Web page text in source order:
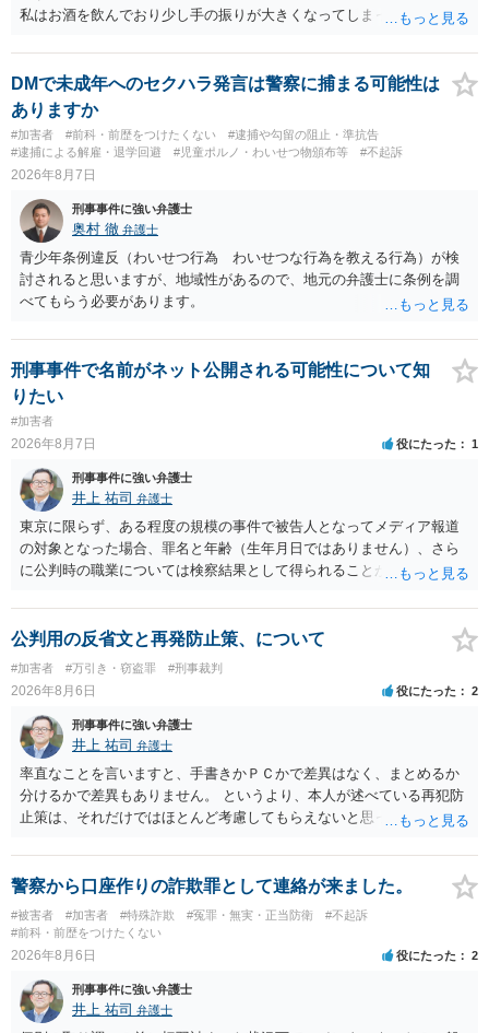
私はお酒を飲んでおり少し手の振りが大きくなってしまっていたこと
いた場合、故意だと判定されやすいのでしょうか？ お伺いする限り、
故意があると判断されることは無いかと思います。 ②逮捕、呼び出し
の可能性 この行為により、痴漢やその他の犯罪を犯したとして、逮
捕、呼び出しされる可能性はどれほどでしょうか？ 誤って当たってし
まっただけであり、さらにその場で女性等のアクションが無かったこ
とからすると、この後に呼び出される可能性は極めて低いと思いま
能性があると考えれば良いのでしょうか？ 逮捕や呼び出しの可能性は
極めて低いと思います。 連絡が来ることはないでしょう。
DMで未成年へのセクハラ発言は警察に捕まる可能性は
ありますか
#加害者 #前科・前歴をつけたくない
#逮捕や勾留の阻止・準抗告
#逮捕による解雇・退学回避
#児童ポルノ・わいせつ物頒布等 #不起訴
2026年8月7日
刑事事件に強い弁護士
奥村 徹 弁護士
青少年条例違反（わいせつ行為 わいせつな行為を教える行為）が検
討されると思いますが、地域性があるので、地元の弁護士に条例を調
べてもらう必要があります。
刑事事件で名前がネット公開される可能性について知
りたい
#加害者
2026年8月7日 役にたった 1
刑事事件に強い弁護士
井上 祐司 弁護士
東京に限らず、ある程度の規模の事件で被告人となってメディア報道
の対象となった場合、罪名と年齢（生年月日ではありません）、さら
に公判時の職業については検察結果として得られることが通常です。
公判用の反省文と再発防止策、について
#加害者 #万引き・窃盗罪 #刑事裁判
2026年8月6日 役にたった 2
刑事事件に強い弁護士
井上 祐司 弁護士
率直なことを言いますと、手書きかＰＣかで差異はなく、まとめるか
分けるかで差異もありません。 というより、本人が述べている再犯防
止策は、それだけではほとんど考慮してもらえないと思った方が良い
やカウンセリング・治療の内容 ・利用している再犯防止策（例えば保
護観察所と連携した職業支援の内容や具体的な就労・監督状況） ・監
督者の証言 など、証拠で担保された客観性と実現可能性があるもので
なければあまり意味がありません。 もともと執行猶予が狙える事案で
あれば本人の反省の言葉だけで十分であり、実刑となるか微妙な事案
いうのが実感です。
警察から口座作りの詐欺罪として連絡が来ました。
#被害者 #加害者 #特殊詐欺 #冤罪・無実・正当防衛
#不起訴
#前科・前歴をつけたくない
2026年8月6日 役にたった 2
刑事事件に強い弁護士
井上 祐司 弁護士